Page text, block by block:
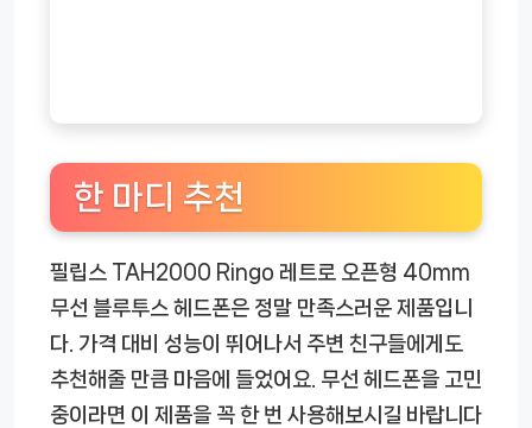
한 마디 추천
필립스 TAH2000 Ringo 레트로 오픈형 40mm
무선 블루투스 헤드폰은 정말 만족스러운 제품입니
다. 가격 대비 성능이 뛰어나서 주변 친구들에게도
추천해줄 만큼 마음에 들었어요. 무선 헤드폰을 고민
중이라면 이 제품을 꼭 한 번 사용해보시길 바랍니다